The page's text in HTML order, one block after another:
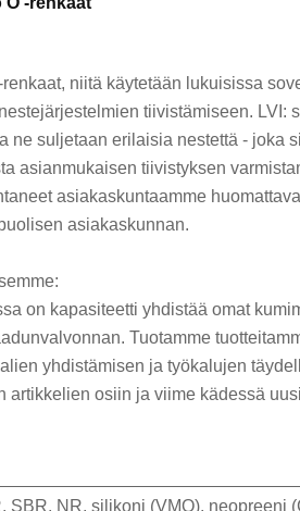
niitä käytetään lukuisissa
tiivistämiseen.
ne suljetaan erilaisia ​​nestettä - joka
asianmukaisen tiivistyksen
asiakaskuntaamme
asiakaskunnan.
on kapasiteetti yhdistää omat
Tuotamme
yhdistämisen ja työkalujen
artikkelien osiin ja viime kädessä
SBR, NR, silikoni (VMQ), neopreeni